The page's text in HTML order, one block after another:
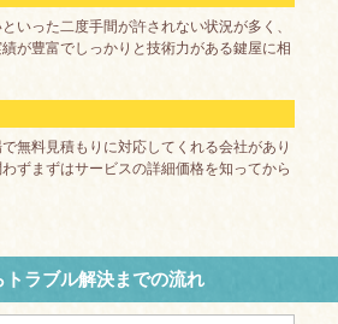
いった二度手間が許されない状況が多く、
が豊富でしっかりと技術力がある鍵屋に相
無料見積もりに対応してくれる会社があり
ずまずはサービスの詳細価格を知ってから
トラブル解決までの流れ